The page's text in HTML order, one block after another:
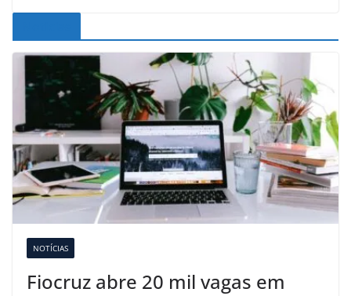
NOTÍCIAS
Fiocruz abre 20 mil vagas em